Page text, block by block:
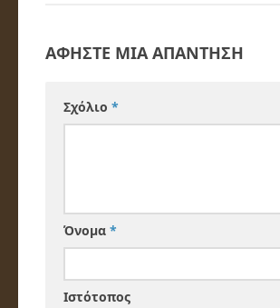
ΑΦΉΣΤΕ ΜΙΑ ΑΠΆΝΤΗΣΗ
Σχόλιο *
Όνομα *
Ιστότοπος